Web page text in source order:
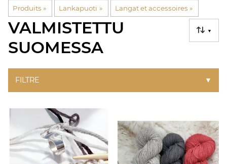
Produits ‪» Lankapuoti ‪» Langat et accessoires ‪»
▼
VALMISTETTU
SUOMESSA
FILTRE ▼